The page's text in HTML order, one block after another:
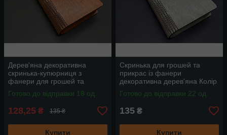
Дерев'яна декоративна
скринька-купюрниця з
фанери для грошей та
прикрас Колір Яблуня
14х11.5х3.5см
Готово до відправки 18 од.
128,25 ₴ 135 ₴
Купити
Скринька для грошей та
прикрас із фанери
декоративна дерев'яна Колір
Зелений 14х11.5х3.5см
Готово до відправки 22 од.
135 ₴
Купити